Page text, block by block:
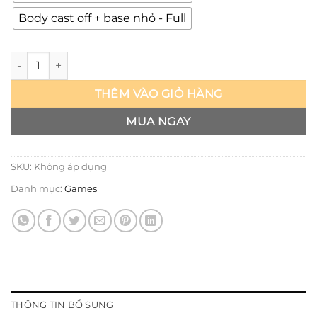
Body cast off + base nhỏ - Full
Arlecchino - Atlas số lượng
THÊM VÀO GIỎ HÀNG
MUA NGAY
SKU: Không áp dụng
Danh mục: Games
THÔNG TIN BỔ SUNG